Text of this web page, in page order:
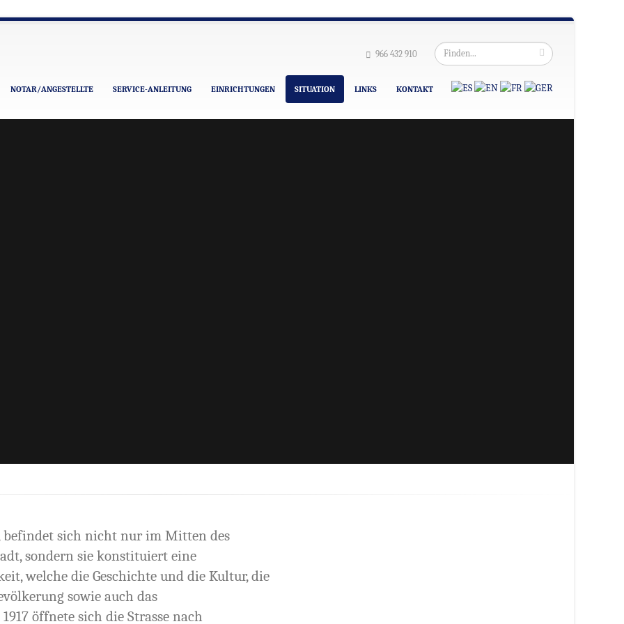
966 432 910
NOTAR/ANGESTELLTE SERVICE-ANLEITUNG EINRICHTUNGEN SITUATION LINKS KONTAKT
befindet sich nicht nur im Mitten des
sondern sie konstituiert eine
welche die Geschichte und die Kultur, die
sowie auch das
öffnete sich die Strasse nach